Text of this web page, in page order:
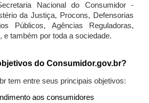
Nacional do Consumidor -
da Justiça, Procons, Defensorias
Públicos, Agências Reguladoras,
e também por toda a sociedade.
do Consumidor.gov.br?
tem entre seus principais objetivos:
aos consumidores